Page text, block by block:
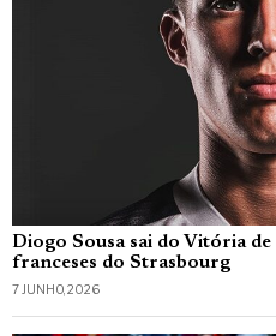
Diogo Sousa sai do Vitória
franceses do Strasbourg
7 JUNHO, 2026